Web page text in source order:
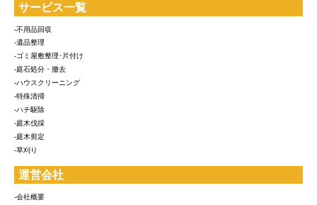
サービス一覧
-不用品回収
-遺品整理
-ゴミ屋敷整理･片付け
-庭石処分・撤去
-ハウスクリーニング
-特殊清掃
-ハチ駆除
-庭木伐採
-庭木剪定
-草刈り
運営会社
-会社概要